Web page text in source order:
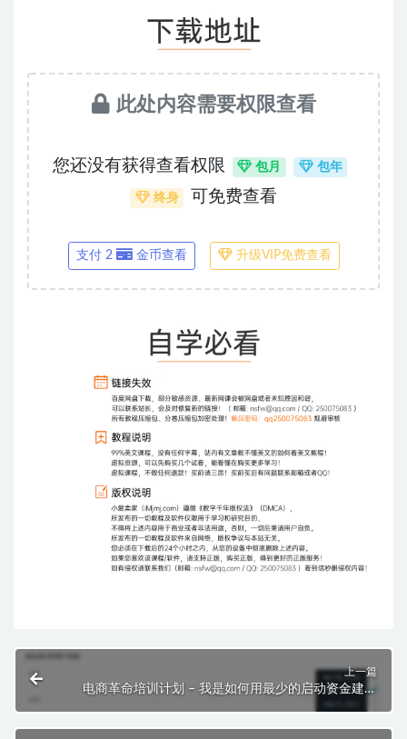
此处内容需要权限查看
您还没有获得查看权限 包月 包年
终身 可免费查看
支付 2 金币查看 升级VIP免费查看
上一篇
电商革命培训计划 – 我是如何用最少的启动资金建立